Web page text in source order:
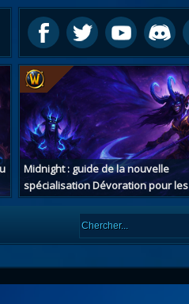
Midnight : guide de la nouvelle
spécialisation Dévoration pour les
chasseurs de démons